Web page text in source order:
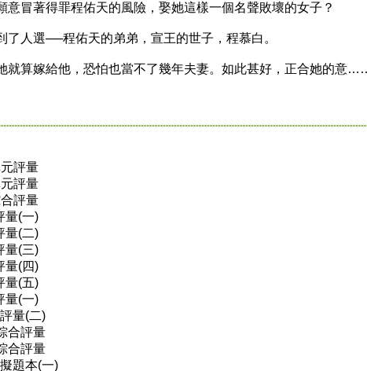
冒著得罪程佑天的風險，娶她這樣一個名聲敗壞的女子？
人選──程佑天的弟弟，宣王的世子，程慕白。
算嫁給他，恐怕也當不了幾年夫妻。如此甚好，正合她的意
評量
評量
評量
量(一)
量(二)
量(三)
量(四)
量(五)
量(一)
量(二)
合評量
合評量
題本(一)